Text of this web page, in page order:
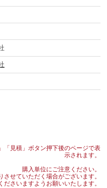
「見積」ボタン押下後のページで表
示されます。
購入単位にご注意ください。
せていただく場合がございます。
さいますようお願いいたします。